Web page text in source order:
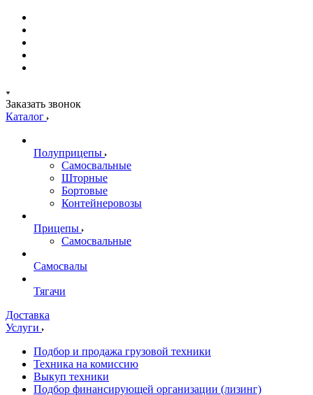
Заказать звонок
Каталог
Полуприцепы
Самосвальные
Шторные
Бортовые
Контейнеровозы
Прицепы
Самосвальные
Самосвалы
Тягачи
Доставка
Услуги
Подбор и продажа грузовой техники
Техника на комиссию
Выкуп техники
Подбор финансирующей организации (лизинг)